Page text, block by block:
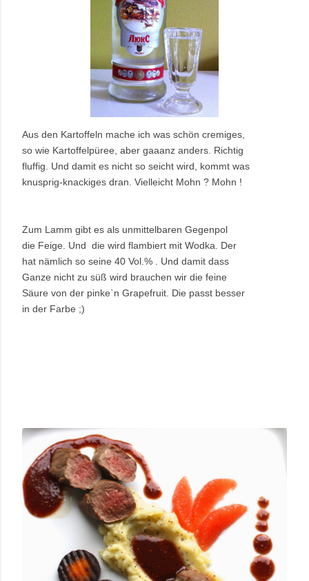
Aus den Kartoffeln mache ich was schön cremiges,
so wie Kartoffelpüree, aber gaaanz anders. Richtig
fluffig. Und damit es nicht so seicht wird, kommt was
knusprig-knackiges dran. Vielleicht Mohn ? Mohn !
Zum Lamm gibt es als unmittelbaren Gegenpol
die Feige. Und die wird flambiert mit Wodka. Der
hat nämlich so seine 40 Vol.% . Und damit dass
Ganze nicht zu süß wird brauchen wir die feine
Säure von der pinke`n Grapefruit. Die passt besser
in der Farbe ;)